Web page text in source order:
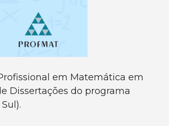
em Matemática em
Dissertações do programa